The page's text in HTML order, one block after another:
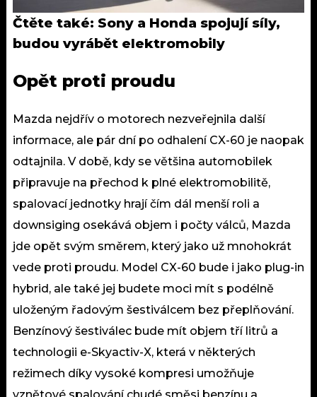
Čtěte také: Sony a Honda spojují síly,
budou vyrábět elektromobily
Opět proti proudu
Mazda nejdřív o motorech nezveřejnila další
informace, ale pár dní po odhalení CX-60 je naopak
odtajnila. V době, kdy se většina automobilek
připravuje na přechod k plné elektromobilitě,
spalovací jednotky hrají čím dál menší roli a
downsiging osekává objem i počty válců, Mazda
jde opět svým směrem, který jako už mnohokrát
vede proti proudu. Model CX-60 bude i jako plug-in
hybrid, ale také jej budete moci mít s podélně
uloženým řadovým šestiválcem bez přeplňování.
Benzínový šestiválec bude mít objem tří litrů a
technologii e-Skyactiv-X, která v některých
režimech díky vysoké kompresi umožňuje